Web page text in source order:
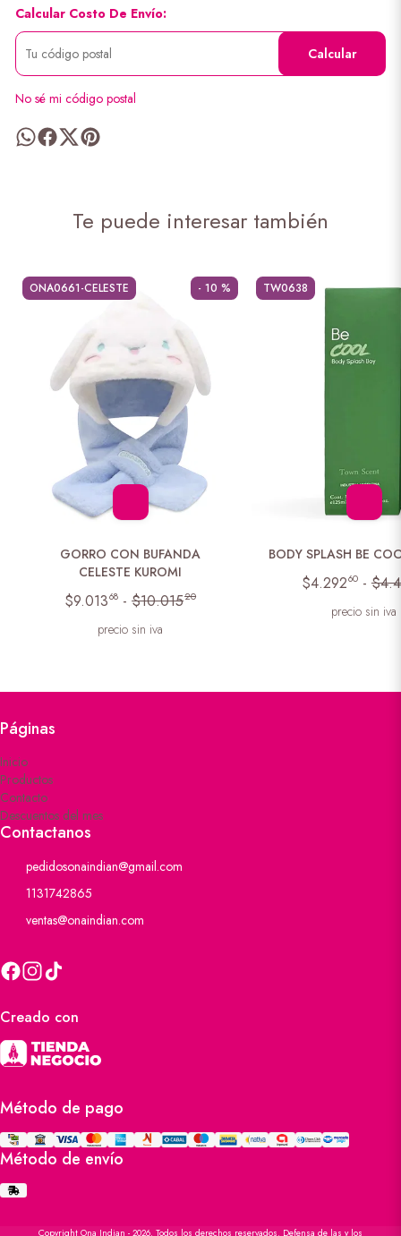
Calcular Costo De Envío:
Calcular
No sé mi código postal
Te puede interesar también
ONA0661-CELESTE - 10 %
GORRO CON BUFANDA
CELESTE KUROMI
$9.01368 - $10.01520
precio sin iva
TW0638
BODY SPLASH BE
$4.29260 -
precio sin iva
Páginas
Inicio
Productos
Contacto
Descuentos del mes
Contactanos
pedidosonaindian@gmail.com
1131742865
ventas@onaindian.com
Creado con
Método de pago
Método de envío
Copyright Ona Indian - 2026. Todos los derechos reservados. Defensa de las y los